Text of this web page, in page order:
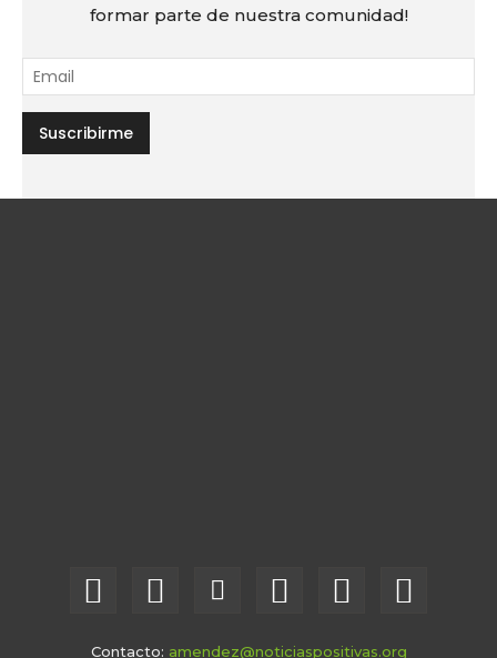
formar parte de nuestra comunidad!
Contacto: amendez@noticiaspositivas.org